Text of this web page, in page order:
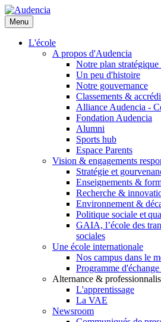
Aller
au
contenu
principal
Menu
L'école
A propos d'Audencia
Notre plan
Un peu d'histoire
Notre gouvernance
Classements &
Alliance Audencia -
Fondation Audencia
Alumni
Sports hub
Espace Parents
Vision & engagements
Stratégie et
Enseignements &
Recherche &
Environnement &
Politique sociale et
GAIA, l’école des
sociales
Une école internationale
Nos campus dans le
Programme
Alternance &
L'apprentissage
La VAE
Newsroom